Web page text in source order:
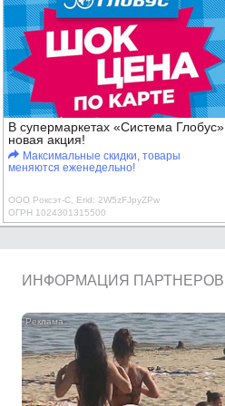
В супермаркетах «Система Глобус»
новая акция!
Максимальные скидки, товары
меняются еженедельно!
ООО Роксэт-С, Erid: 2W5zFJpyZPw
ОГРН 1024301315500
ИНФОРМАЦИЯ ПАРТНЕРОВ